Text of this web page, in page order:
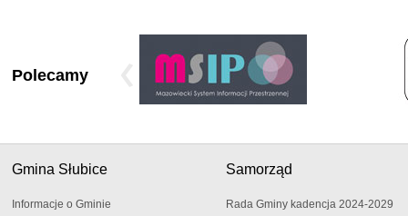
Polecamy
Gmina Słubice
Informacje o Gminie
Samorząd
Rada Gminy kadencja 2024-2029